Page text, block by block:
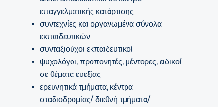
επαγγελματικής κατάρτισης
συντεχνίες και οργανωμένα σύνολα
εκπαιδευτικών
συνταξιούχοι εκπαιδευτικοί
ψυχολόγοι, προπονητές, μέντορες, ειδικοί
σε θέματα ευεξίας
ερευνητικά τμήματα, κέντρα
σταδιοδρομίας/ διεθνή τμήματα/